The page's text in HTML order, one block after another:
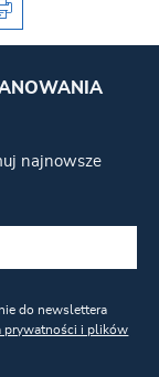
najnowsze
do newslettera
prywatności i plików